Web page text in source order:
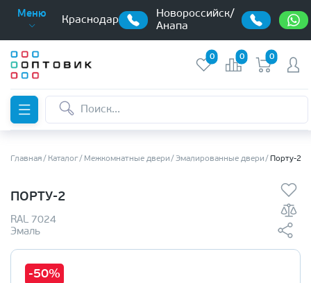
Меню
Краснодар
Новороссийск/
Анапа
0 0 0
Главная Каталог Межкомнатные двери Эмалированные двери Порту-2
ПОРТУ-2
RAL 7024
Эмаль
-50%